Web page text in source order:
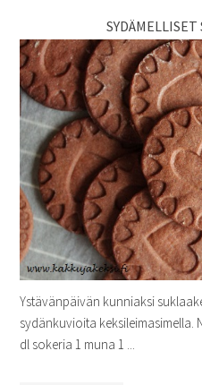
Ystävänpäivän kunniaksi
sydänkuvioita keksileimasimella.
dl sokeria 1 muna 1 ...